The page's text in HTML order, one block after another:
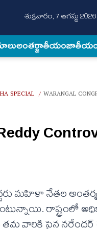
శుక్రవారం, 7 ఆగస్టు 2026
అంత‌ర్జాతీయం
SPECIAL / WARANGAL
మహిళా నేతల
రాష్ట్రంలో